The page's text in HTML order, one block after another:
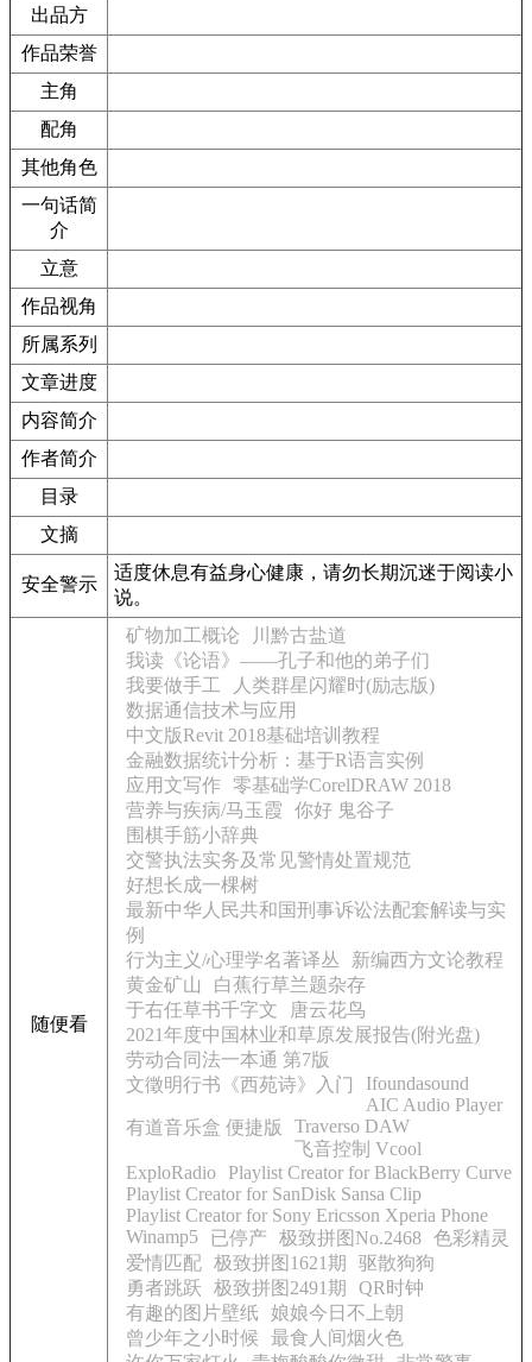
出品方
作品荣誉
主角
配角
其他角色
一句话简
介
立意
作品视角
所属系列
文章进度
内容简介
作者简介
目录
文摘
安全警示
适度休息有益身心健康，请勿长期沉迷于阅读小
说。
随便看
矿物加工概论
川黔古盐道
我读《论语》——孔子和他的弟子们
我要做手工
人类群星闪耀时(励志版)
数据通信技术与应用
中文版Revit 2018基础培训教程
金融数据统计分析：基于R语言实例
应用文写作
零基础学CorelDRAW 2018
营养与疾病/马玉霞
你好 鬼谷子
围棋手筋小辞典
交警执法实务及常见警情处置规范
好想长成一棵树
最新中华人民共和国刑事诉讼法配套解读与实
例
行为主义/心理学名著译丛
新编西方文论教程
黄金矿山
白蕉行草兰题杂存
于右任草书千字文
唐云花鸟
2021年度中国林业和草原发展报告(附光盘)
劳动合同法一本通 第7版
文徵明行书《西苑诗》入门
Ifoundasound
AIC Audio Player
有道音乐盒 便捷版
Traverso DAW
飞音控制 Vcool
ExploRadio
Playlist Creator for BlackBerry Curve
Playlist Creator for SanDisk Sansa Clip
Playlist Creator for Sony Ericsson Xperia Phone
Winamp5
已停产 极致拼图No.2468 色彩精灵
爱情匹配 极致拼图1621期
驱散狗狗
勇者跳跃
极致拼图2491期
QR时钟
有趣的图片壁纸
娘娘今日不上朝
曾少年之小时候
最食人间烟火色